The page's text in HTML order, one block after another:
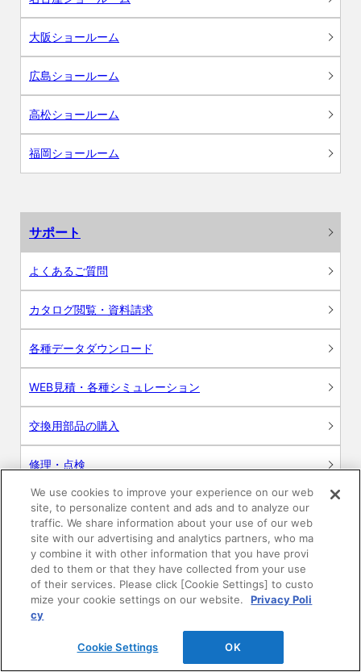
大阪ショールーム
広島ショールーム
高松ショールーム
福岡ショールーム
サポート
よくあるご質問
カタログ閲覧・資料請求
各種データダウンロード
WEB見積・各種シミュレーション
交換用部品の購入
修理・点検
お問い合わせ
ログイン
建築・設計関係者様向けサイト
ユーザー登録サービス
WEB見積システム
We use cookies to improve your experience on our web
site, to personalize content and ads and to analyze our
traffic. We share information about your use of our web
site with our advertising and analytics partners, who ma
y combine it with other information that you have provi
ded to them or that they have collected from your use
of their services. Please click [Cookie Settings] to custo
mize your cookie settings on our website.
Privacy Poli
cy
Cookie Settings OK